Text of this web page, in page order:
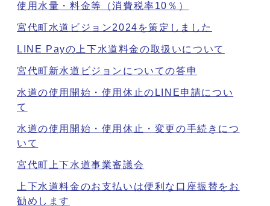
使用水量・料金等（消費税率10％）
宮代町水道ビジョン2024を策定しました
LINE Payの上下水道料金の取扱いについて
宮代町新水道ビジョンについての答申
水道の使用開始・使用休止のLINE申請につい
て
水道の使用開始・使用休止・変更の手続きにつ
いて
宮代町上下水道事業審議会
上下水道料金のお支払いは便利な口座振替をお
勧めします